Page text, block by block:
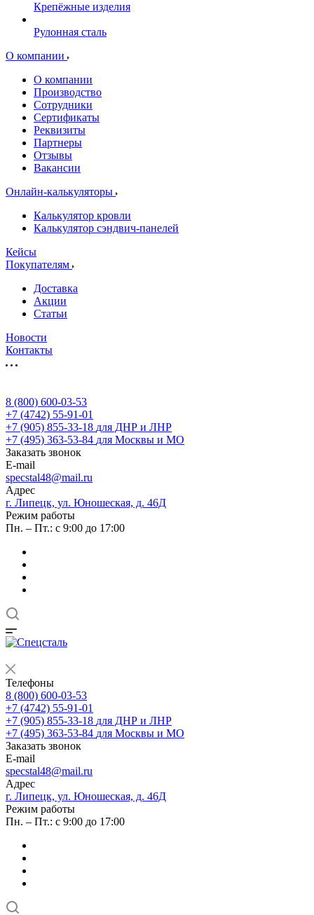
Крепёжные изделия
Рулонная сталь
О компании
О компании
Производство
Сотрудники
Сертификаты
Реквизиты
Партнеры
Отзывы
Вакансии
Онлайн-калькуляторы
Калькулятор кровли
Калькулятор сэндвич-панелей
Кейсы
Покупателям
Доставка
Акции
Статьи
Новости
Контакты
8 (800) 600-03-53
+7 (4742) 55-91-01
+7 (905) 855-33-18 для ДНР и ЛНР
+7 (495) 363-53-84 для Москвы и МО
Заказать звонок
E-mail
specstal48@mail.ru
Адрес
г. Липецк, ул. Юношеская, д. 46Д
Режим работы
Пн. – Пт.: с 9:00 до 17:00
Телефоны
8 (800) 600-03-53
+7 (4742) 55-91-01
+7 (905) 855-33-18 для ДНР и ЛНР
+7 (495) 363-53-84 для Москвы и МО
Заказать звонок
E-mail
specstal48@mail.ru
Адрес
г. Липецк, ул. Юношеская, д. 46Д
Режим работы
Пн. – Пт.: с 9:00 до 17:00